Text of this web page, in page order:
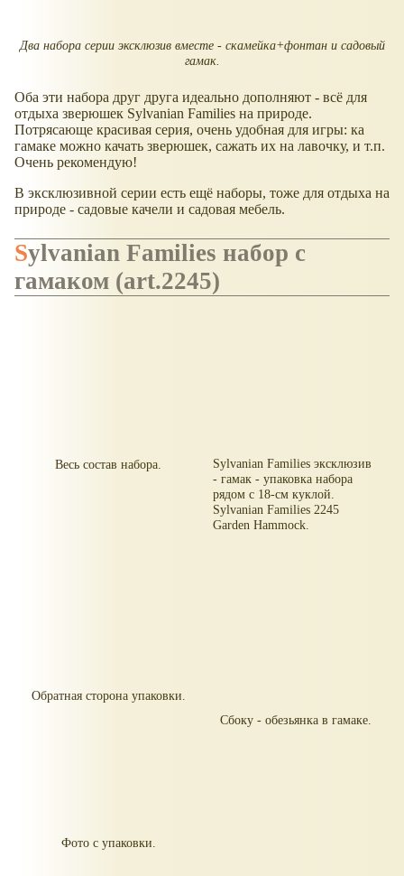
Два набора серии эксклюзив вместе - скамейка+фонтан и садовый
гамак.
Оба эти набора друг друга идеально дополняют - всё для
отдыха зверюшек Sylvanian Families на природе.
Потрясающе красивая серия, очень удобная для игры: ка
гамаке можно качать зверюшек, сажать их на лавочку, и т.п.
Очень рекомендую!
В эксклюзивной серии есть ещё наборы, тоже для отдыха на
природе - садовые качели и садовая мебель.
Sylvanian Families набор с
гамаком (art.2245)
Весь состав набора.
Sylvanian Families эксклюзив
- гамак - упаковка набора
рядом с 18-см куклой.
Sylvanian Families 2245
Garden Hammock.
Обратная сторона упаковки.
Сбоку - обезьянка в гамаке.
Фото с упаковки.